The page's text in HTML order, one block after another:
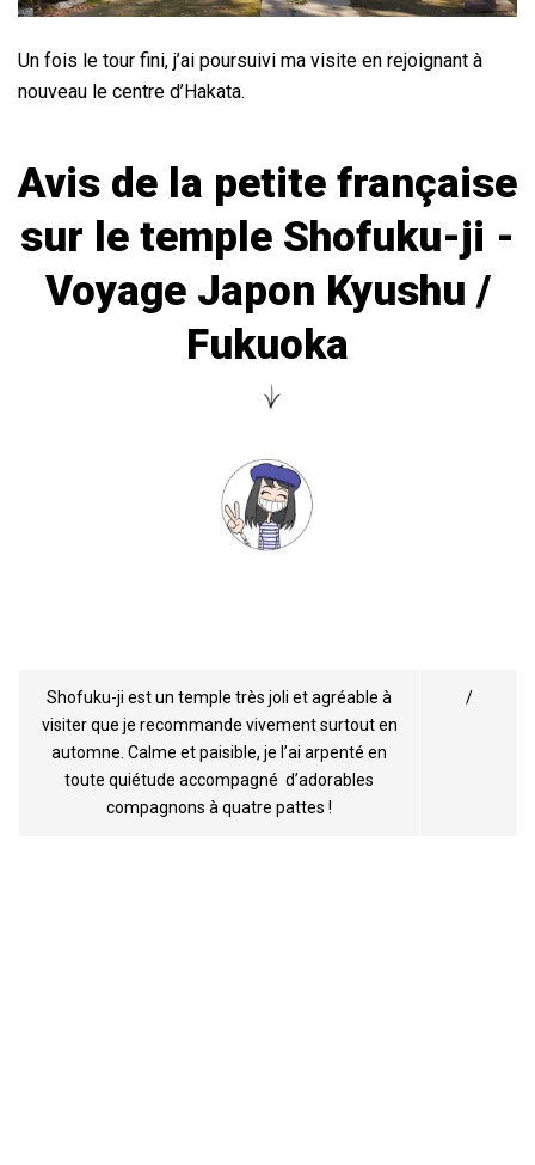
Un fois le tour fini, j’ai poursuivi ma visite en rejoignant à
nouveau le centre d’Hakata.
Avis de la petite française
sur le temple Shofuku-ji -
Voyage Japon Kyushu /
Fukuoka
Shofuku-ji est un temple très joli et agréable à
visiter que je recommande vivement surtout en
automne. Calme et paisible, je l’ai arpenté en
toute quiétude accompagné d’adorables
compagnons à quatre pattes !
/